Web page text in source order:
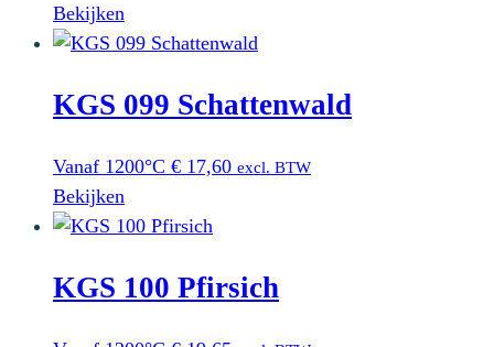
Bekijken
KGS 099 Schattenwald
Vanaf 1200°C € 17,60 excl. BTW
Bekijken
KGS 100 Pfirsich